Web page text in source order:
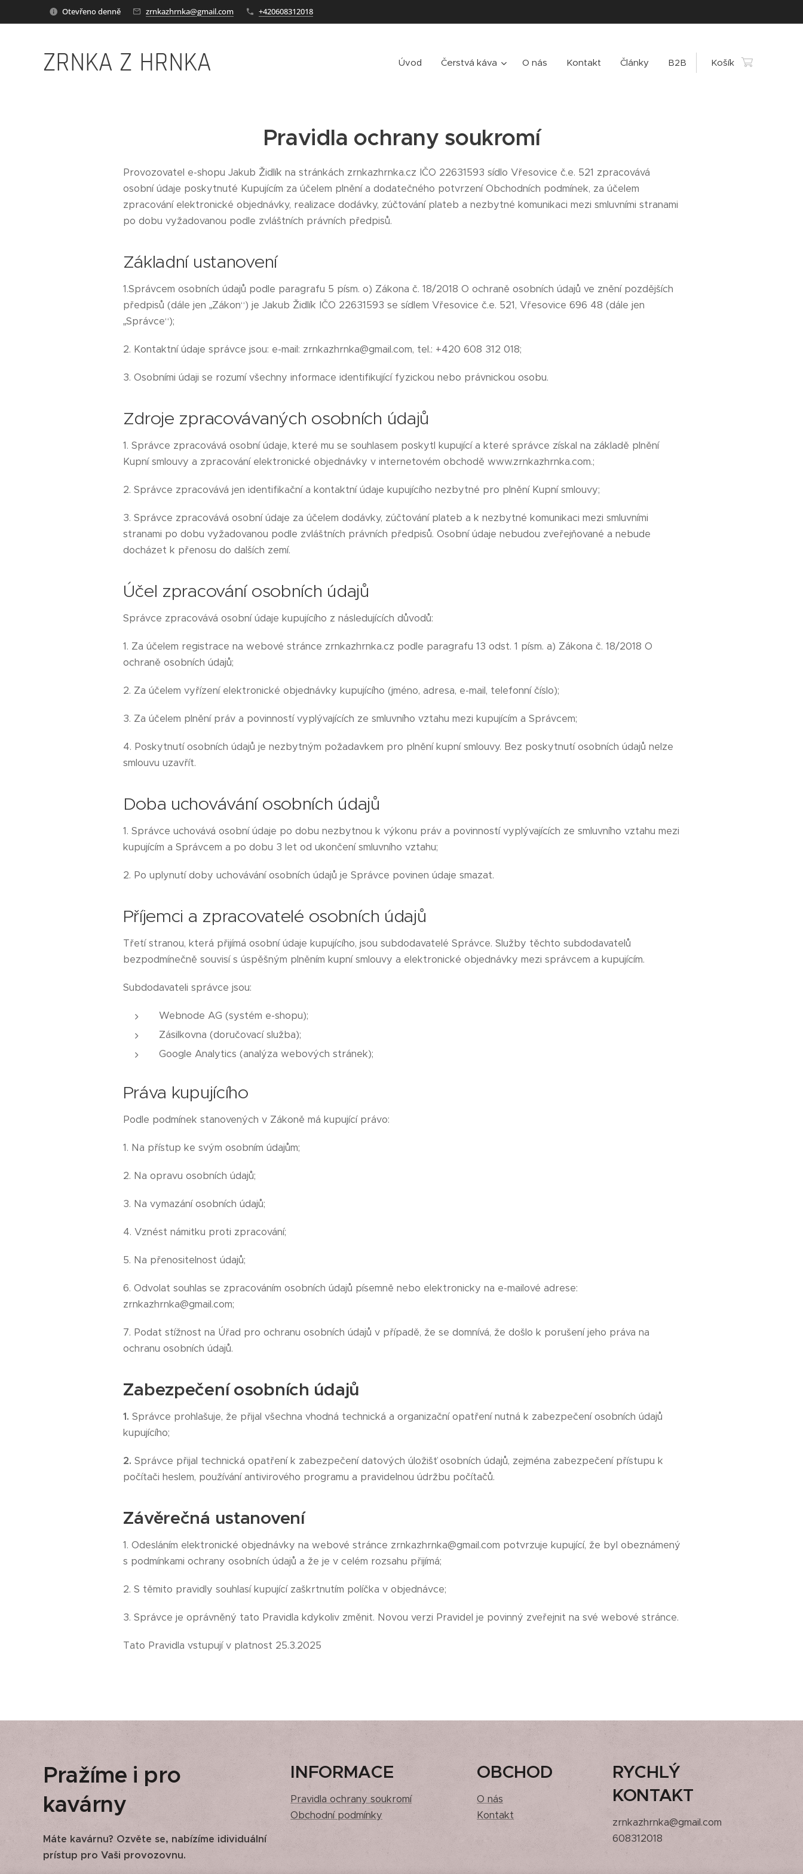
Otevřeno denně zrnkazhrnka@gmail.com +420608312018
ZRNKA Z HRNKA Úvod Čerstvá káva O nás Kontakt Články B2B Košík
Pravidla ochrany soukromí
Provozovatel e-shopu Jakub Židlík na stránkách zrnkazhrnka.cz IČO 22631593 sídlo Vřesovice č.e. 521 zpracovává
osobní údaje poskytnuté Kupujícím za účelem plnění a dodatečného potvrzení Obchodních podmínek, za účelem
zpracování elektronické objednávky, realizace dodávky, zúčtování plateb a nezbytné komunikaci mezi smluvními stranami
po dobu vyžadovanou podle zvláštních právních předpisů.
Základní ustanovení
1.Správcem osobních údajů podle paragrafu 5 písm. o) Zákona č. 18/2018 O ochraně osobních údajů ve znění pozdějších
předpisů (dále jen „Zákon“) je Jakub Židlík IČO 22631593 se sídlem Vřesovice č.e. 521, Vřesovice 696 48 (dále jen
„Správce“);
2. Kontaktní údaje správce jsou: e-mail: zrnkazhrnka@gmail.com, tel.: +420 608 312 018;
3. Osobními údaji se rozumí všechny informace identifikující fyzickou nebo právnickou osobu.
Zdroje zpracovávaných osobních údajů
1. Správce zpracovává osobní údaje, které mu se souhlasem poskytl kupující a které správce získal na základě plnění
Kupní smlouvy a zpracování elektronické objednávky v internetovém obchodě www.zrnkazhrnka.com.;
2. Správce zpracovává jen identifikační a kontaktní údaje kupujícího nezbytné pro plnění Kupní smlouvy;
3. Správce zpracovává osobní údaje za účelem dodávky, zúčtování plateb a k nezbytné komunikaci mezi smluvními
stranami po dobu vyžadovanou podle zvláštních právních předpisů. Osobní údaje nebudou zveřejňované a nebude
docházet k přenosu do dalších zemí.
Účel zpracování osobních údajů
Správce zpracovává osobní údaje kupujícího z následujících důvodů:
1. Za účelem registrace na webové stránce zrnkazhrnka.cz podle paragrafu 13 odst. 1 písm. a) Zákona č. 18/2018 O
ochraně osobních údajů;
2. Za účelem vyřízení elektronické objednávky kupujícího (jméno, adresa, e-mail, telefonní číslo);
3. Za účelem plnění práv a povinností vyplývajících ze smluvního vztahu mezi kupujícím a Správcem;
4. Poskytnutí osobních údajů je nezbytným požadavkem pro plnění kupní smlouvy. Bez poskytnutí osobních údajů nelze
smlouvu uzavřít.
Doba uchovávání osobních údajů
1. Správce uchovává osobní údaje po dobu nezbytnou k výkonu práv a povinností vyplývajících ze smluvního vztahu mezi
kupujícím a Správcem a po dobu 3 let od ukončení smluvního vztahu;
2. Po uplynutí doby uchovávání osobních údajů je Správce povinen údaje smazat.
Příjemci a zpracovatelé osobních údajů
Třetí stranou, která přijímá osobní údaje kupujícího, jsou subdodavatelé Správce. Služby těchto subdodavatelů
bezpodmínečně souvisí s úspěšným plněním kupní smlouvy a elektronické objednávky mezi správcem a kupujícím.
Subdodavateli správce jsou:
Webnode AG (systém e-shopu);
Zásilkovna (doručovací služba);
Google Analytics (analýza webových stránek);
Práva kupujícího
Podle podmínek stanovených v Zákoně má kupující právo:
1. Na přístup ke svým osobním údajům;
2. Na opravu osobních údajů;
3. Na vymazání osobních údajů;
4. Vznést námitku proti zpracování;
5. Na přenositelnost údajů;
6. Odvolat souhlas se zpracováním osobních údajů písemně nebo elektronicky na e-mailové adrese:
zrnkazhrnka@gmail.com;
7. Podat stížnost na Úřad pro ochranu osobních údajů v případě, že se domnívá, že došlo k porušení jeho práva na
ochranu osobních údajů.
Zabezpečení osobních údajů
1. Správce prohlašuje, že přijal všechna vhodná technická a organizační opatření nutná k zabezpečení osobních údajů
kupujícího;
2. Správce přijal technická opatření k zabezpečení datových úložišť osobních údajů, zejména zabezpečení přístupu k
počítači heslem, používání antivirového programu a pravidelnou údržbu počítačů.
Závěrečná ustanovení
1. Odesláním elektronické objednávky na webové stránce zrnkazhrnka@gmail.com potvrzuje kupující, že byl obeznámený
s podmínkami ochrany osobních údajů a že je v celém rozsahu přijímá;
2. S těmito pravidly souhlasí kupující zaškrtnutím políčka v objednávce;
3. Správce je oprávněný tato Pravidla kdykoliv změnit. Novou verzi Pravidel je povinný zveřejnit na své webové stránce.
Tato Pravidla vstupují v platnost 25.3.2025
Pražíme i pro
kavárny
Máte kavárnu? Ozvěte se, nabízíme idividuální
prístup pro Vaši provozovnu.
INFORMACE
Pravidla ochrany soukromí
Obchodní podmínky
OBCHOD
O nás
Kontakt
RYCHLÝ
KONTAKT
zrnkazhrnka@gmail.com
608312018